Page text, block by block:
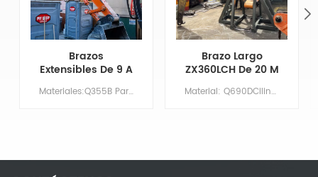
Brazos
Extensibles De 9 A
14 Metros Para
Brazo De
Mejorada
Materiales:Q355B Par&aacute;metros principales Modelo CAT325-7 Longitud de la pluma XX Largo del brazo 9 Volumen del cuchar&oacute;n/m&sup3; 0,7 Contrapeso NO HAY NECESIDAD
Brazo Largo
ZX360LCH De 20 M
Con Cuchara
Niveladora Y Material: Q690DCilindro: Tamaño originalBoom: 11,37 MBrazo: 8,63 mCubo: 1,5 m³Imprimación/Recubrimiento: Imprimación rica en zinc aplicada mediante pulverización.